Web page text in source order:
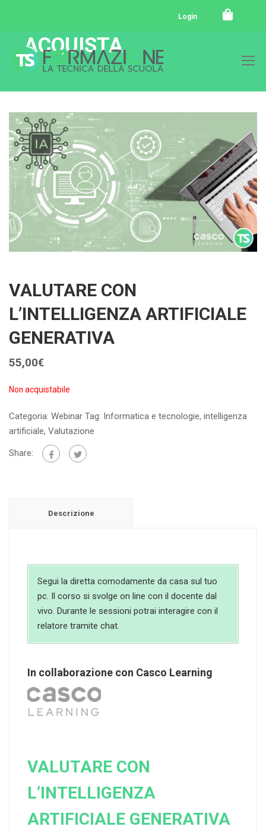
Login
ACQUISTA
VALUTARE CON
L’INTELLIGENZA ARTIFICIALE
GENERATIVA
55,00€
Non acquistabile
Categoria: Webinar Tag: Informatica e tecnologie, intelligenza
artificiale, Valutazione
Share:
Descrizione
Segui la diretta comodamente da casa sul tuo
pc. Il corso si svolge on line con il docente dal
vivo. Durante le sessioni potrai interagire con il
relatore tramite chat.
In collaborazione con Casco Learning
VALUTARE CON
L’INTELLIGENZA
ARTIFICIALE GENERATIVA